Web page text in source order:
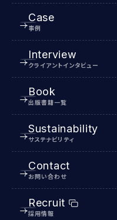
Case
事例
Interview
クライアントインタビュー
Book
出版書籍一覧
Sustainability
サステナビリティ
Contact
お問い合わせ
Recruit
採用情報